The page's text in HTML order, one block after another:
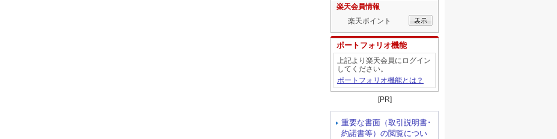
楽天会員情報
楽天ポイント
ポートフォリオ機能
上記より楽天会員にログイン
してください。
ポートフォリオ機能とは？
[PR]
重要な書面（取引説明書･
約諾書等）の閲覧につい